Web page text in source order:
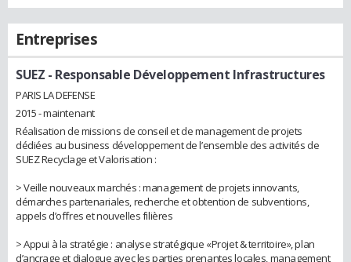
Entreprises
SUEZ - Responsable Développement Infrastructures
PARIS LA DEFENSE
2015 - maintenant
Réalisation de missions de conseil et de management de projets
dédiées au business développement de l’ensemble des activités de
SUEZ Recyclage et Valorisation :
> Veille nouveaux marchés : management de projets innovants,
démarches partenariales, recherche et obtention de subventions,
appels d’offres et nouvelles filières
> Appui à la stratégie : analyse stratégique «Projet & territoire», plan
d’ancrage et dialogue avec les parties prenantes locales, management